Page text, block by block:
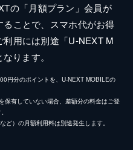
の「月額プラン」会員が
ことで、スマホ代がお得
用には別途「U-NEXT M
ります。
円分のポイントを、U-NEXT MOBILEの
保有していない場合、差額分の料金はご登
）の月額利用料は別途発生します。